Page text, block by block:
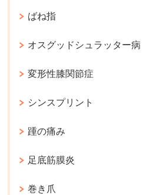
ばね指
オスグッドシュラッター病
変形性膝関節症
シンスプリント
踵の痛み
足底筋膜炎
巻き爪